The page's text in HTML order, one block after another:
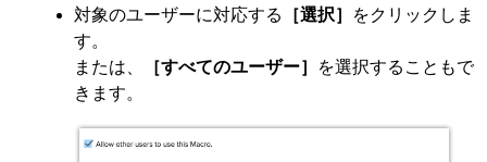
対象のユーザーに対応する ［選択］
をクリックしま
す。
または、
［すべてのユーザー］
を選択することもで
きます。